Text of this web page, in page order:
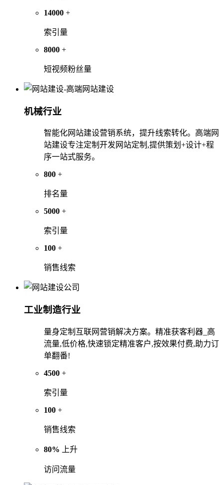
14000 +
索引量
8000 +
短视频粉丝量
机械行业
智能化网站建设营销系统，提升线索转化。高端网
站建设专注定制开发网站定制,提供策划+设计+程
序一站式服务。
800 +
排名量
5000 +
索引量
100 +
销售线索
工业制造行业
量身定制互联网营销解决方案。精准获客利器_高
流量,低价格,快速锁定精准客户,按效果付费,助力订
单翻番!
4500 +
索引量
100 +
销售线索
80% 上升
访问流量